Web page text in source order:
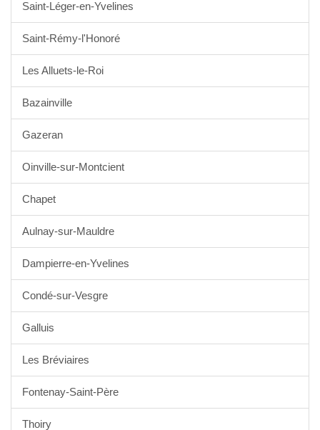
Saint-Léger-en-Yvelines
Saint-Rémy-l'Honoré
Les Alluets-le-Roi
Bazainville
Gazeran
Oinville-sur-Montcient
Chapet
Aulnay-sur-Mauldre
Dampierre-en-Yvelines
Condé-sur-Vesgre
Galluis
Les Bréviaires
Fontenay-Saint-Père
Thoiry